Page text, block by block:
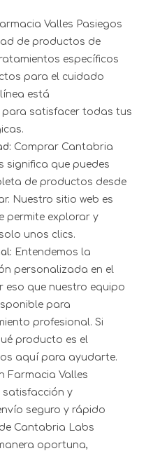
Valles Pasiegos
de productos de
específicos
para el cuidado
está
satisfacer todas tus
Comprar Cantabria
significa que puedes
de productos desde
Nuestro sitio web es
permite explorar y
unos clics.
Entendemos la
personalizada en el
eso que nuestro equipo
para
profesional. Si
producto es el
aquí para ayudarte.
Farmacia Valles
satisfacción y
seguro y rápido
Cantabria Labs
oportuna,